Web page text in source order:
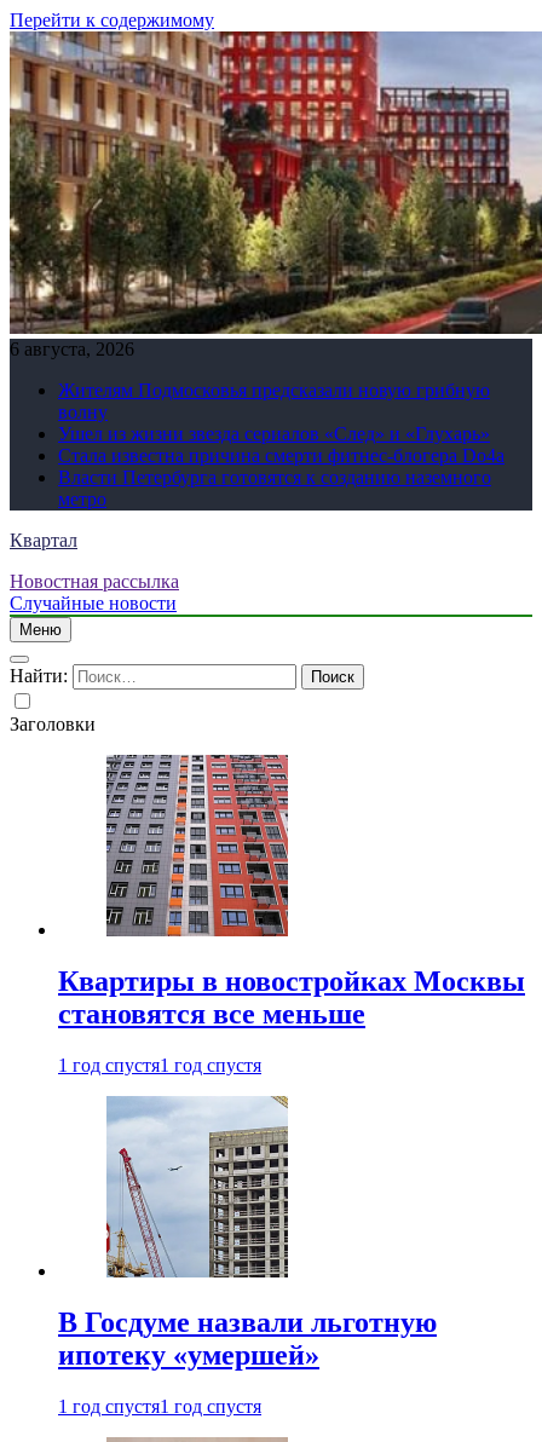
Перейти к содержимому
6 августа, 2026
Жителям Подмосковья предсказали новую грибную
волну
Ушел из жизни звезда сериалов «След» и «Глухарь»
Стала известна причина смерти фитнес-блогера Do4а
Власти Петербурга готовятся к созданию наземного
метро
Квартал
Новостная рассылка
Случайные новости
Меню
Найти:
Заголовки
Квартиры в новостройках Москвы
становятся все меньше
1 год спустя1 год спустя
В Госдуме назвали льготную
ипотеку «умершей»
1 год спустя1 год спустя